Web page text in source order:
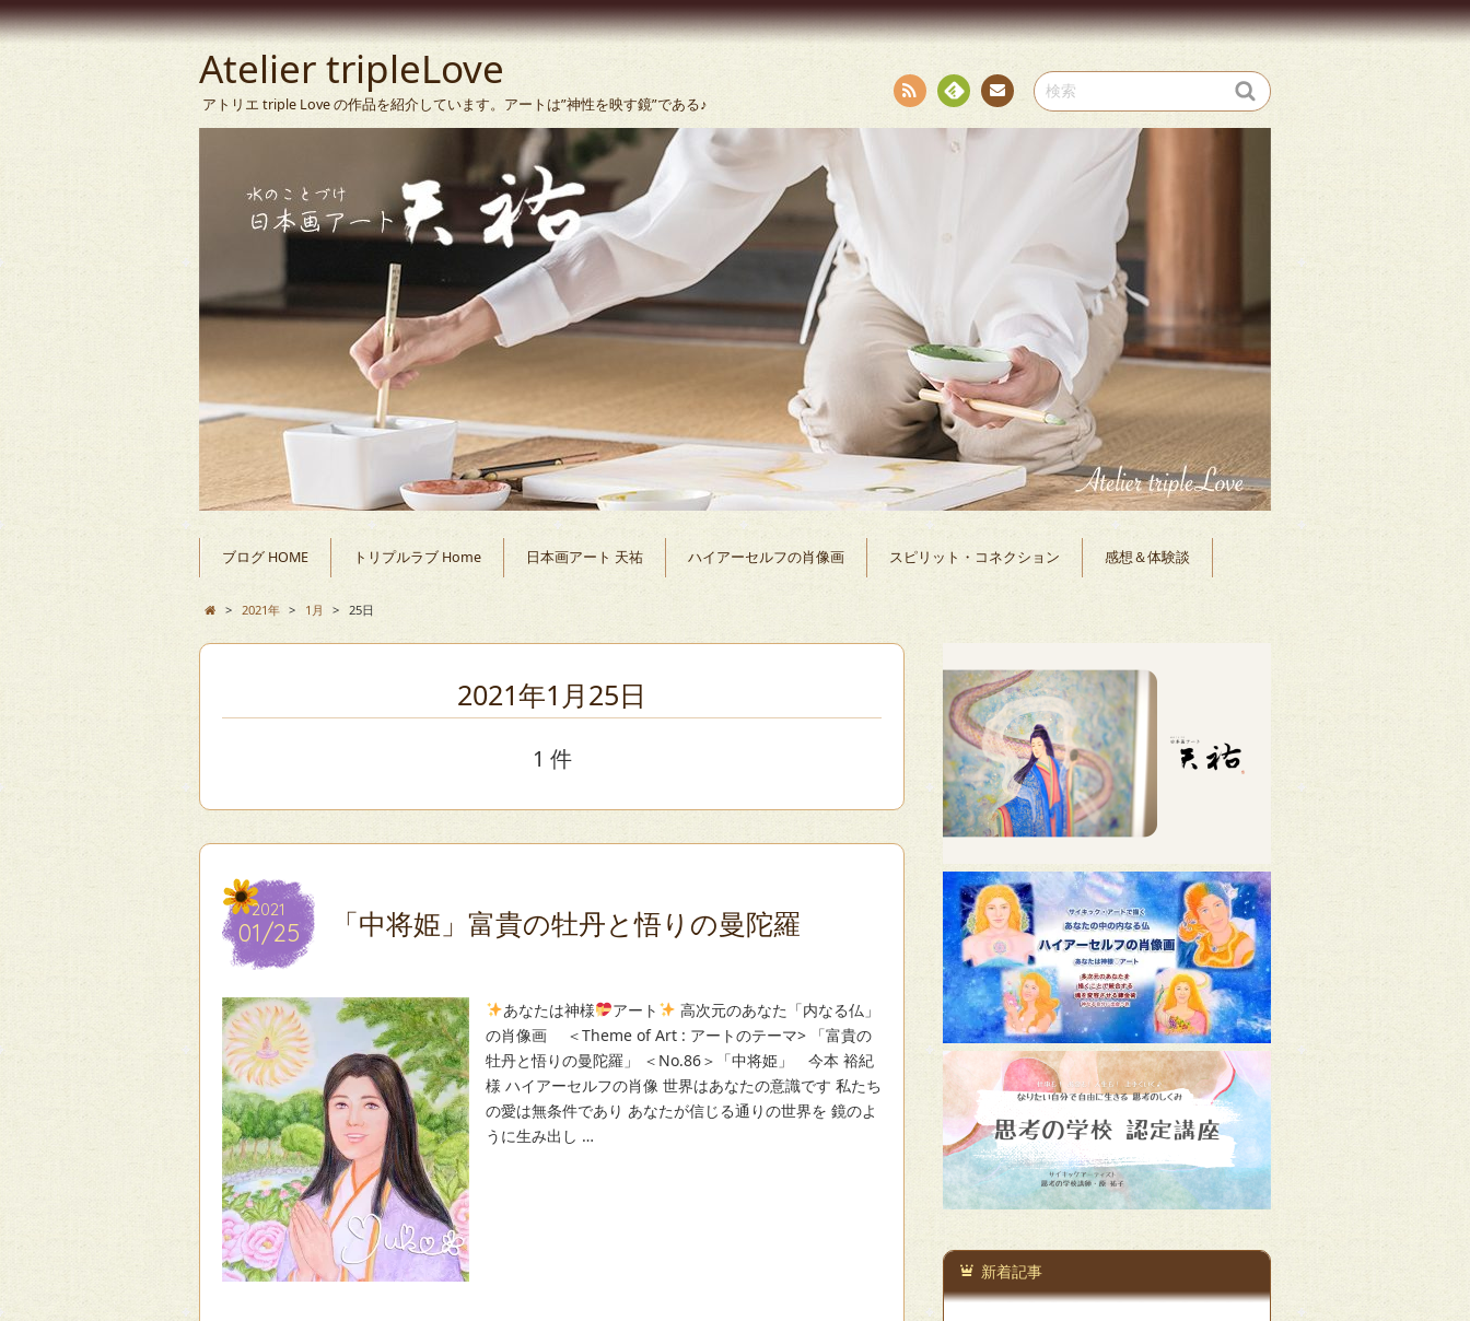
Atelier tripleLove
アトリエ triple Love の作品を紹介しています。アートは”神性を映す鏡”である♪
RSS Fee
dly
ブログ HOME トリプルラブ Home 日本画アート 天祐 ハイアーセルフの肖像画 スピリット・コネクション 感想＆体験談
> 2021年 > 1月 > 25日
2021年1月25日
1 件
2021
01/25
2021
01/25 「中将姫」富貴の牡丹と悟りの曼陀羅
あなたは神様 アート
高次元のあなた「内なる仏」
の肖像画 ＜Theme of Art : アートのテーマ> 「富貴の
牡丹と悟りの曼陀羅」 ＜No.86＞「中将姫」 今本 裕紀
様 ハイアーセルフの肖像 世界はあなたの意識です 私たち
の愛は無条件であり あなたが信じる通りの世界を 鏡のよ
うに生み出し …
新着記事